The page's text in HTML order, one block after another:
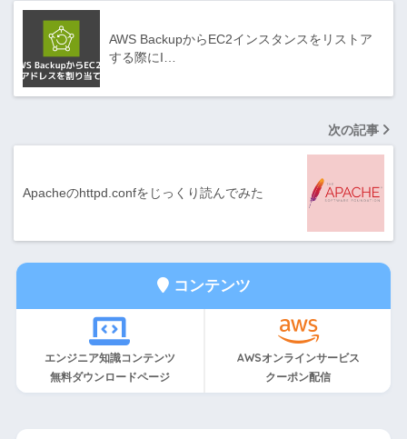
AWS BackupからEC2インスタンスをリストア
する際にI…
次の記事
Apacheのhttpd.confをじっくり読んでみた
コンテンツ
エンジニア知識コンテンツ
無料ダウンロードページ
AWSオンラインサービス
クーポン配信